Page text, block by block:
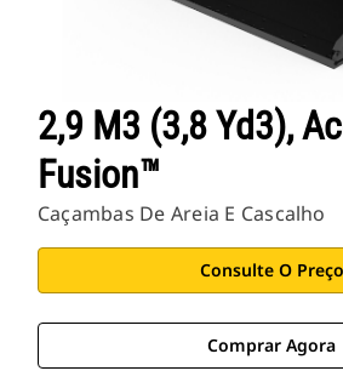
2,9 M3 (3,8 Yd3),
Fusion™
Caçambas De Areia E Cascalho
Consulte O Preço
Comprar Agora